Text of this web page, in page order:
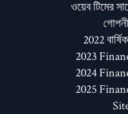
ওয়েব টিমের
2022
2023
2024
2025